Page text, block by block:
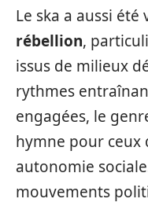
Le ska a aussi
rébellion,
issus de milieux
rythmes
engagées, le
hymne pour ceux
autonomie
mouvements